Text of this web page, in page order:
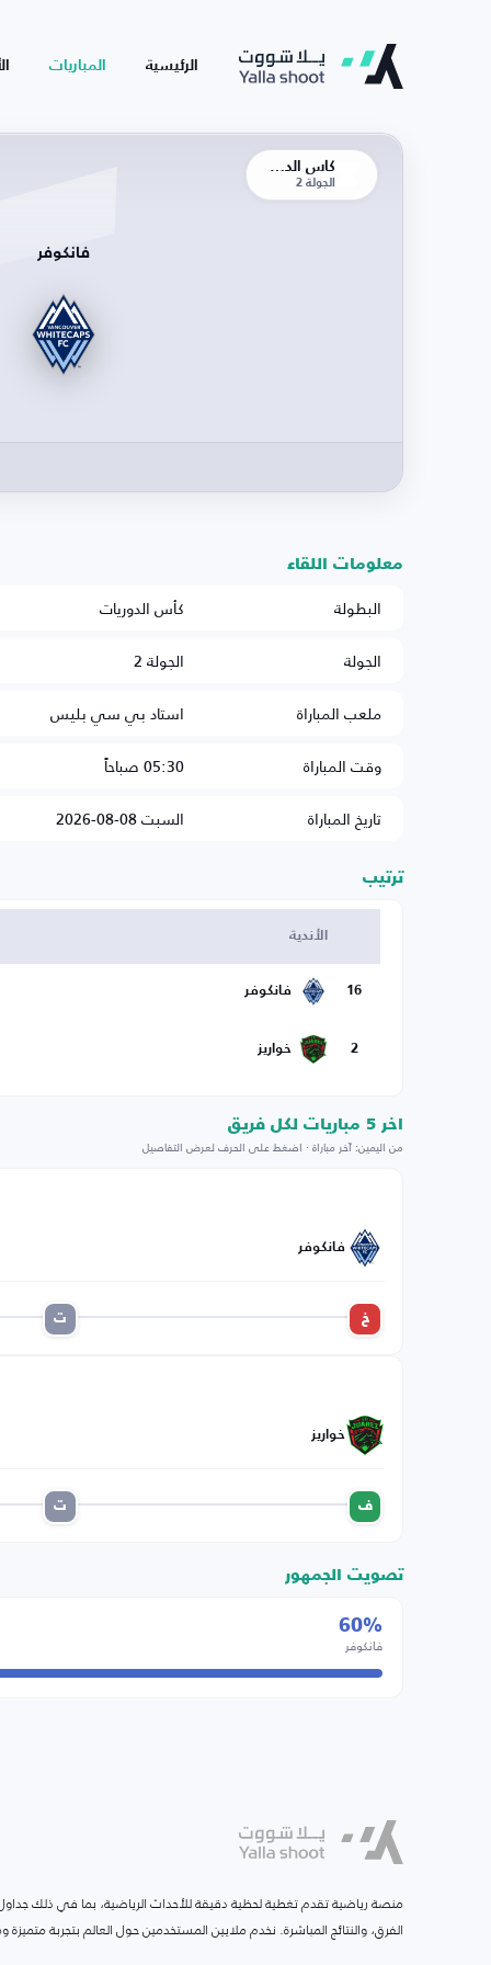
الرئيسية المباريات
الجولة 2
فانكوفر
معلومات اللقاء
البطولة
كأس الدوريات
الجولة
الجولة 2
ملعب المباراة
استاد بي سي بليس
وقت المباراة
05:30 صباحاً
تاريخ المباراة
السبت 08-08-2026
ترتيب
الأندية
16 فانكوفر
2 خواريز
اخر 5 مباريات لكل فريق
من اليمين: آخر مباراة · اضغط على الحرف لعرض التفاصيل
فانكوفر
خ ت
خواريز
ف ت
تصويت الجمهور
60%
فانكوفر
منصة رياضية تقدم تغطية لحظية دقيقة للأحداث الرياضية، بما في ذلك جداول
الفرق، والنتائج المباشرة. نخدم ملايين المستخدمين حول العالم بتجربة